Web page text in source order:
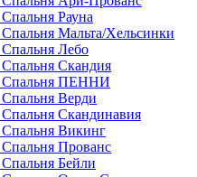
Спальня Рауна
Спальня Мальта/Хельсинки
Спальня Лебо
Спальня Скандия
Спальня ПЕННИ
Спальня Верди
Спальня Скандинавия
Спальня Викинг
Спальня Прованс
Спальня Бейли